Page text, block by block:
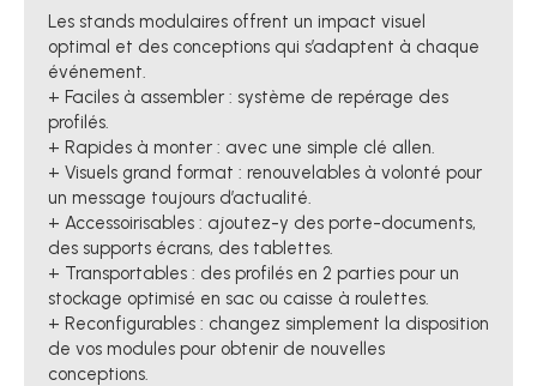
Les stands modulaires offrent un impact visuel
optimal et des conceptions qui s’adaptent à chaque
événement.
+ Faciles à assembler : système de repérage des
profilés.
+ Rapides à monter : avec une simple clé allen.
+ Visuels grand format : renouvelables à volonté pour
un message toujours d’actualité.
+ Accessoirisables : ajoutez-y des porte-documents,
des supports écrans, des tablettes.
+ Transportables : des profilés en 2 parties pour un
stockage optimisé en sac ou caisse à roulettes.
+ Reconfigurables : changez simplement la disposition
de vos modules pour obtenir de nouvelles
conceptions.